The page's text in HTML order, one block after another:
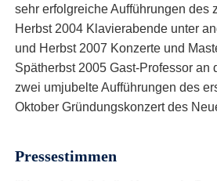
sehr erfolgreiche Aufführungen des
Herbst 2004 Klavierabende unter
und Herbst 2007 Konzerte und
Spätherbst 2005 Gast-Professor
zwei umjubelte Aufführungen des
Oktober Gründungskonzert des
Pressestimmen